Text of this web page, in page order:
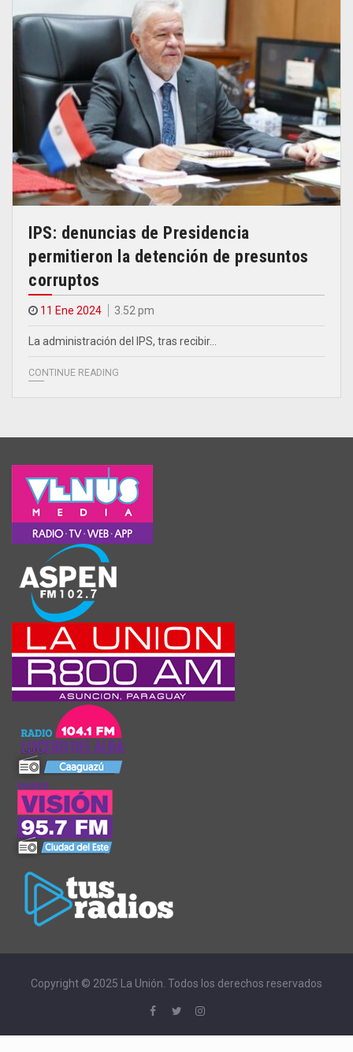
IPS: denuncias de Presidencia
permitieron la detención de presuntos
corruptos
11 Ene 2024 3.52 pm
La administración del IPS, tras recibir…
CONTINUE READING
Copyright © 2025 La Unión. Todos los derechos reservados